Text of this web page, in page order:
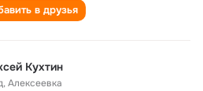
в друзья
Кухтин
,Алексеевка